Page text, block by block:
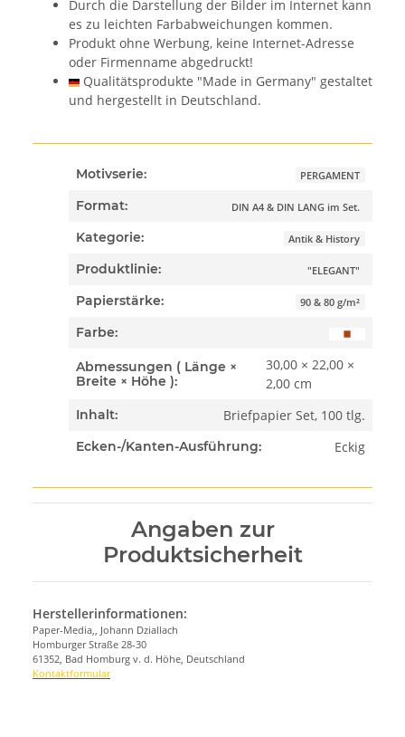
Durch die Darstellung der Bilder im Internet kann
es zu leichten Farbabweichungen kommen.
Produkt ohne Werbung, keine Internet-Adresse
oder Firmenname abgedruckt!
Qualitätsprodukte "Made in Germany" gestaltet
und hergestellt in Deutschland.
Motivserie: PERGAMENT
Format: DIN A4 & DIN LANG im Set.
Kategorie: Antik & History
Produktlinie: "ELEGANT"
Papierstärke: 90 & 80 g/m²
Farbe:
Abmessungen ( Länge ×
Breite × Höhe ):
30,00 × 22,00 ×
2,00 cm
Inhalt: Briefpapier Set, 100 tlg.
Ecken-/Kanten-Ausführung: Eckig
Angaben zur
Produktsicherheit
Herstellerinformationen:
Paper-Media,, Johann Dziallach
Homburger Straße 28-30
61352, Bad Homburg v. d. Höhe, Deutschland
Kontaktformular